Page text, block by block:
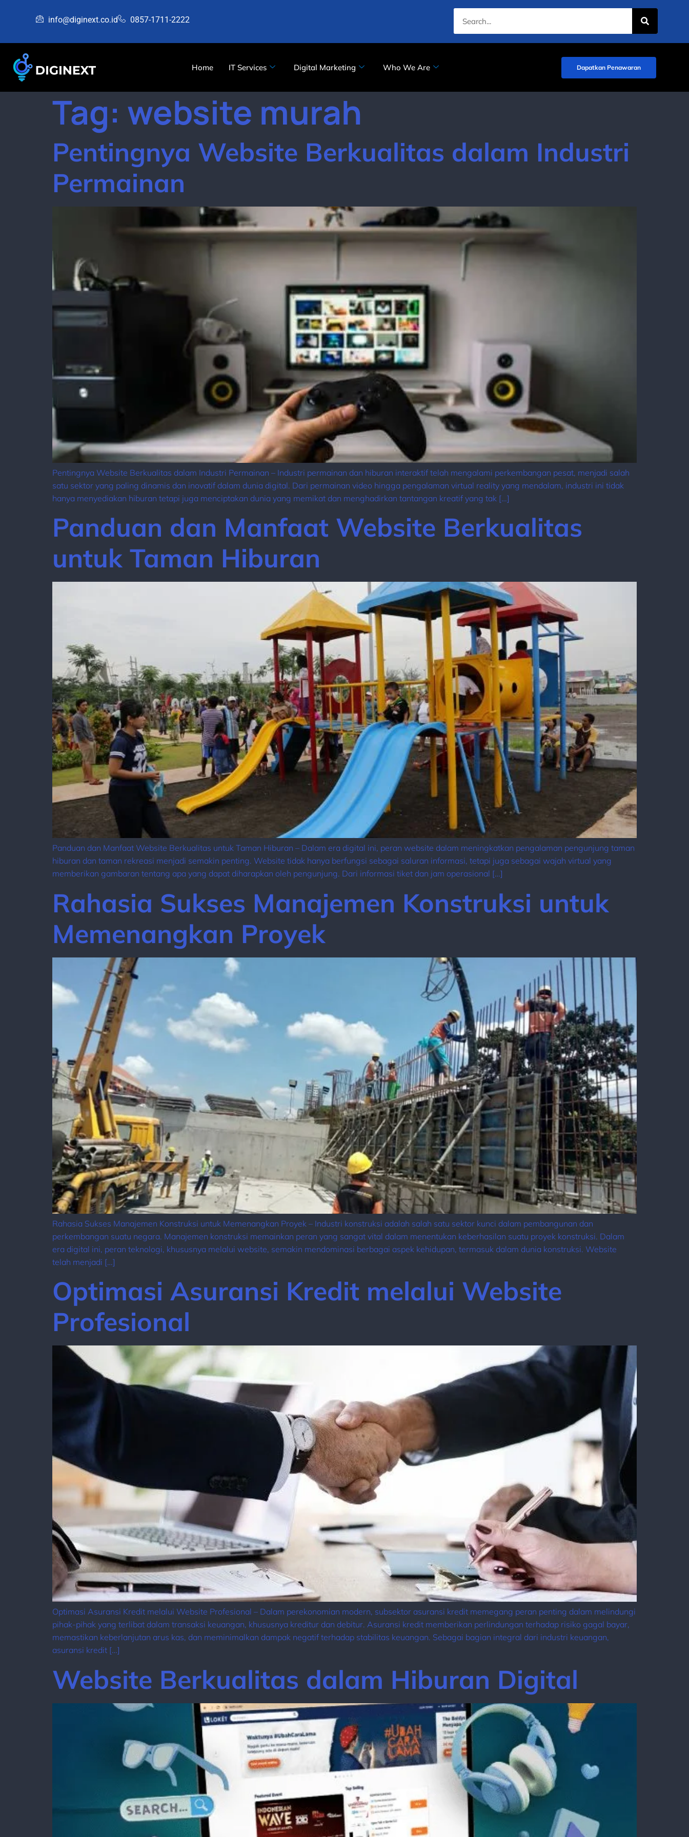
info@diginext.co.id 0857-1711-2222
Home IT Services Digital Marketing Who We Are Dapatkan Penawaran
Tag: website murah
Pentingnya Website Berkualitas dalam Industri
Permainan
Pentingnya Website Berkualitas dalam Industri Permainan – Industri permainan dan hiburan interaktif telah mengalami perkembangan pesat, menjadi salah
satu sektor yang paling dinamis dan inovatif dalam dunia digital. Dari permainan video hingga pengalaman virtual reality yang mendalam, industri ini tidak
hanya menyediakan hiburan tetapi juga menciptakan dunia yang memikat dan menghadirkan tantangan kreatif yang tak […]
Panduan dan Manfaat Website Berkualitas
untuk Taman Hiburan
Panduan dan Manfaat Website Berkualitas untuk Taman Hiburan – Dalam era digital ini, peran website dalam meningkatkan pengalaman pengunjung taman
hiburan dan taman rekreasi menjadi semakin penting. Website tidak hanya berfungsi sebagai saluran informasi, tetapi juga sebagai wajah virtual yang
memberikan gambaran tentang apa yang dapat diharapkan oleh pengunjung. Dari informasi tiket dan jam operasional […]
Rahasia Sukses Manajemen Konstruksi untuk
Memenangkan Proyek
Rahasia Sukses Manajemen Konstruksi untuk Memenangkan Proyek – Industri konstruksi adalah salah satu sektor kunci dalam pembangunan dan
perkembangan suatu negara. Manajemen konstruksi memainkan peran yang sangat vital dalam menentukan keberhasilan suatu proyek konstruksi. Dalam
era digital ini, peran teknologi, khususnya melalui website, semakin mendominasi berbagai aspek kehidupan, termasuk dalam dunia konstruksi. Website
telah menjadi […]
Optimasi Asuransi Kredit melalui Website
Profesional
Optimasi Asuransi Kredit melalui Website Profesional – Dalam perekonomian modern, subsektor asuransi kredit memegang peran penting dalam melindungi
pihak-pihak yang terlibat dalam transaksi keuangan, khususnya kreditur dan debitur. Asuransi kredit memberikan perlindungan terhadap risiko gagal bayar,
memastikan keberlanjutan arus kas, dan meminimalkan dampak negatif terhadap stabilitas keuangan. Sebagai bagian integral dari industri keuangan,
asuransi kredit […]
Website Berkualitas dalam Hiburan Digital